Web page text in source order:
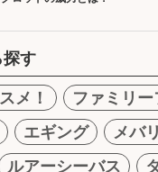
す
メ！
ファミリ
エギング
メバ
ルアーシーバス